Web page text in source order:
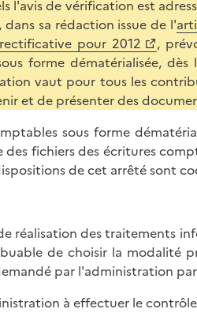
l'avis de vérification est
, dans sa rédaction issue de l'
pour 2012
,
forme dématérialisée,
vaut pour tous les
et de présenter des
sous forme
fichiers des écritures
de cet arrêté sont
réalisation des traitements
de choisir la modalité
par l'administration
à effectuer le